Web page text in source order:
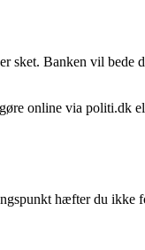
sket. Banken vil
online via politi.dk
hæfter du